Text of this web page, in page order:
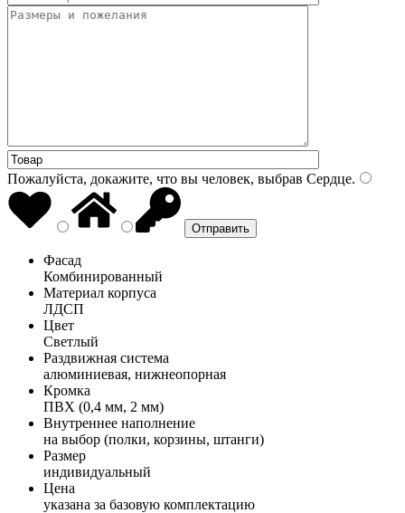
Пожалуйста, докажите, что вы человек, выбрав Сердце.
Фасад
Комбинированный
Материал корпуса
ЛДСП
Цвет
Светлый
Раздвижная система
алюминиевая, нижнеопорная
Кромка
ПВХ (0,4 мм, 2 мм)
Внутреннее наполнение
на выбор (полки, корзины, штанги)
Размер
индивидуальный
Цена
указана за базовую комплектацию